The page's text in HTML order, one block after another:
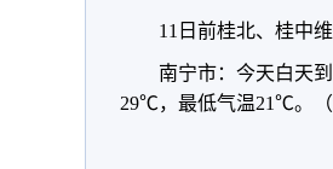
11日前桂北、桂中
南宁市：今天白天
29℃，最低气温21℃。（